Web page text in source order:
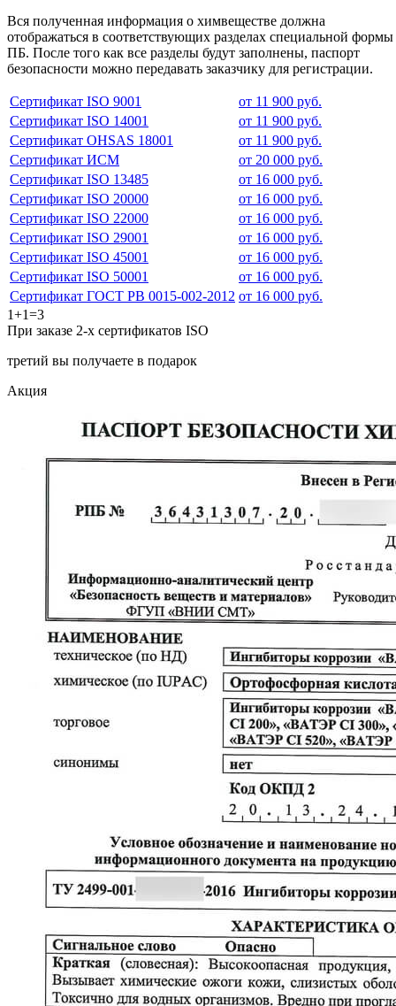
Вся полученная информация о химвеществе должна
отображаться в соответствующих разделах специальной формы
ПБ. После того как все разделы будут заполнены, паспорт
безопасности можно передавать заказчику для регистрации.
Сертификат ISO 9001
от 11 900 руб.
Сертификат ISO 14001
от 11 900 руб.
Сертификат OHSAS 18001
от 11 900 руб.
Сертификат ИСМ
от 20 000 руб.
Сертификат ISO 13485
от 16 000 руб.
Сертификат ISO 20000
от 16 000 руб.
Сертификат ISO 22000
от 16 000 руб.
Сертификат ISO 29001
от 16 000 руб.
Сертификат ISO 45001
от 16 000 руб.
Сертификат ISO 50001
от 16 000 руб.
Сертификат ГОСТ РВ 0015-002-2012 от 16 000 руб.
1+1=3
При заказе 2-х сертификатов ISO
третий вы получаете в подарок
Акция